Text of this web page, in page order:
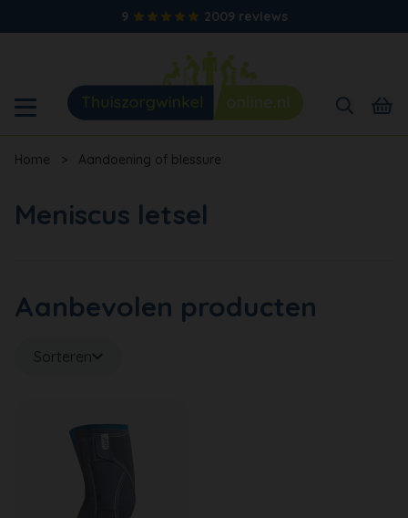
9 2009 reviews
Home > Aandoening of blessure
Meniscus letsel
Aanbevolen producten
Sorteren